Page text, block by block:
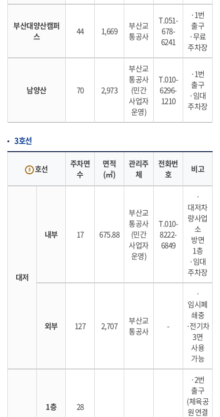
부산대양산캠퍼
스
44 1,669
부산교
통공사
T.051-
678-
6241
·1번
출구
·무료
주차장
남양산 70 2,973
부산교
통공사
(민간
사업자
운영)
T.010-
6296-
1210
·1번
출구
·임대
주차장
3호선
호선
주차면
수
면적
(㎡)
관리주
체
전화번
호
비고
대저
내부 17 675.88
부산교
통공사
(민간
사업자
운영)
T.010-
8222-
6849
·
대저차
량사업
소
방면
1층
·임대
주차장
외부 127 2,707
부산교
통공사
-
·
임시폐
쇄중
·전기차
3면
사용
가능
1층 28
·2번
출구
(체육공
원 연결